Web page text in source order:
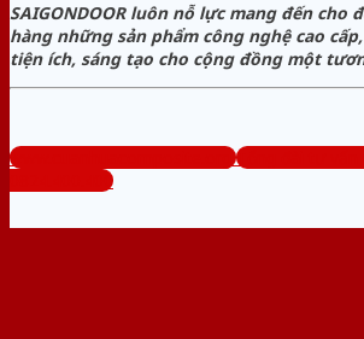
SAIGONDOOR luôn nỗ lực mang đến cho
hàng những sản phẩm công nghệ cao
tiện ích, sáng tạo cho cộng đồng một
www.cuanhuacomposite.org
Tổng đài tư vấn
0824.400.400